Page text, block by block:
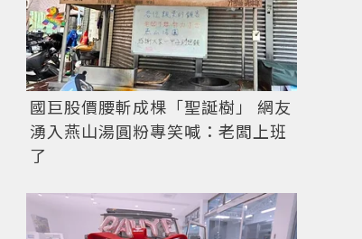
國巨股價腰斬成棵「聖誕樹」 網友
湧入燕山湯圓粉專笑喊：老闆上班
了